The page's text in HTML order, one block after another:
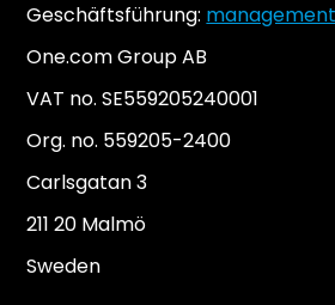
Geschäftsführung:
One.com Group AB
VAT no. SE559205240001
Org. no. 559205-2400
Carlsgatan 3
211 20 Malmö
Sweden